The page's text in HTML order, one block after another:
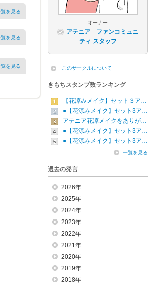
を見る
を見る
を見る
オーナー
アテニア ファンコミュニ
ティ スタッフ
このサークルについて
きもちスタンプ数ランキング
【花涼みメイク】セット３ア…
●【花涼みメイク】セット3ア…
アテニア花涼メイクをありが…
●【花涼みメイク】セット3ア…
●【花涼みメイク】セット3ア…
一覧を見る
過去の発言
2026年
2025年
2024年
2023年
2022年
2021年
2020年
2019年
2018年